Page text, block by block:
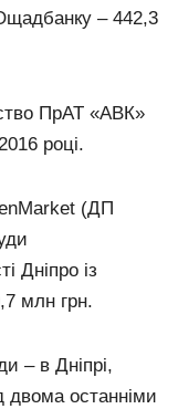
– 442,3
ПрАТ «АВК»
році.
(ДП
Дніпро із
млн ​​грн.
– в Дніпрі,
двома останніми